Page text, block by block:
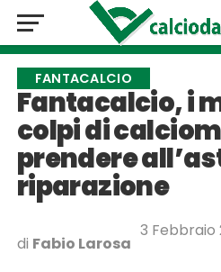
FANTACALCIO
Fantacalcio, i
colpi di
prendere
riparazione
di Fabio Larosa
3 Febbraio